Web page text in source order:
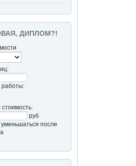
ДИПЛОМ?!
работы:
руб
после